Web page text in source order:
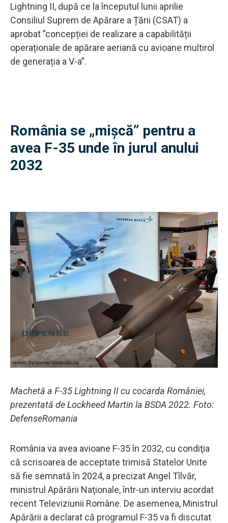
Lightning II, după ce la începutul lunii aprilie
Consiliul Suprem de Apărare a Țării (CSAT) a
aprobat ”concepției de realizare a capabilității
operaționale de apărare aeriană cu avioane multirol
de generația a V-a”.
România se „mișcă” pentru a
avea F-35 unde în jurul anului
2032
Machetă a F-35 Lightning II cu cocarda României,
prezentată de Lockheed Martin la BSDA 2022. Foto:
DefenseRomania
România va avea avioane F-35 în 2032, cu condiţia
că scrisoarea de acceptate trimisă Statelor Unite
să fie semnată în 2024, a precizat Angel Tîlvăr,
ministrul Apărării Naţionale, într-un interviu acordat
recent Televiziunii Române. De asemenea, Ministrul
Apărării a declarat că programul F-35 va fi discutat